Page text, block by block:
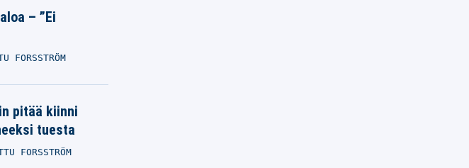
– ”Ei
FORSSTRÖM
pitää kiinni
tuesta
FORSSTRÖM